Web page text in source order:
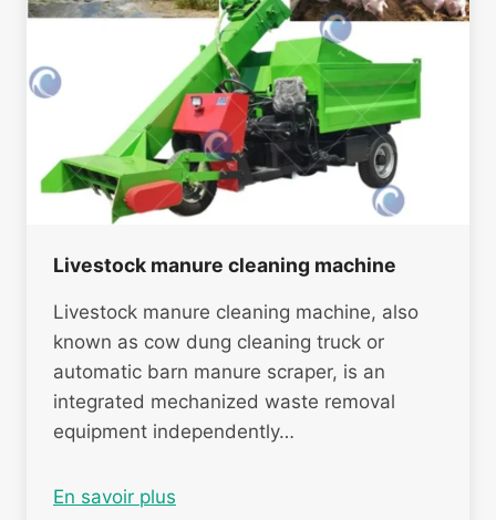
Livestock manure cleaning machine
Livestock manure cleaning machine, also
known as cow dung cleaning truck or
automatic barn manure scraper, is an
integrated mechanized waste removal
equipment independently…
En savoir plus